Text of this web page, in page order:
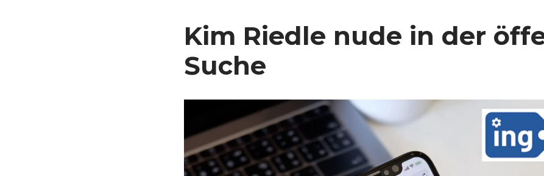
Kim Riedle nude in der
Suche